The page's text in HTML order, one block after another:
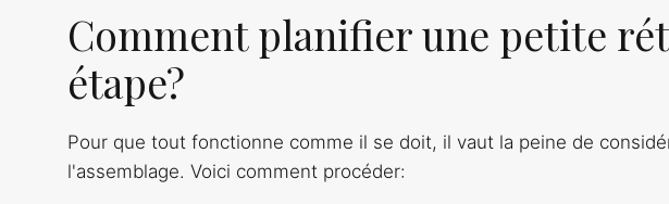
Comment planifier une petite
étape?
Pour que tout fonctionne comme il se doit, il vaut la peine de
l'assemblage. Voici comment procéder: